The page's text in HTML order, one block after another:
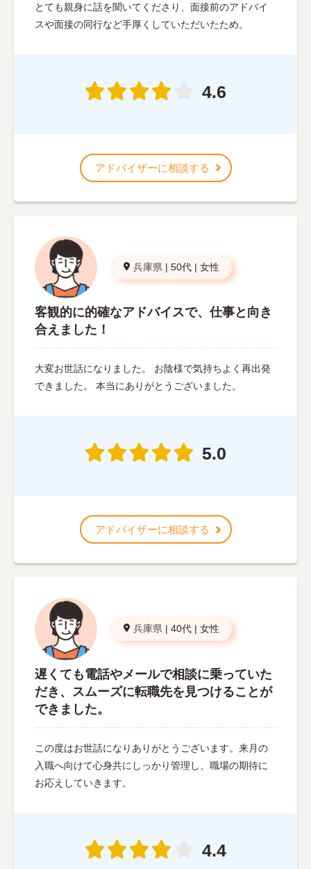
とても親身に話を聞いてくださり、面接前のアドバイ
スや面接の同行など手厚くしていただいたため。
4.6
アドバイザーに相談する
兵庫県 | 50代 | 女性
客観的に的確なアドバイスで、仕事と向き
合えました！
大変お世話になりました。 お陰様で気持ちよく再出発
できました。 本当にありがとうございました。
5.0
アドバイザーに相談する
兵庫県 | 40代 | 女性
遅くても電話やメールで相談に乗っていた
だき、スムーズに転職先を見つけることが
できました。
この度はお世話になりありがとうございます。来月の
入職へ向けて心身共にしっかり管理し、職場の期待に
お応えしていきます。
4.4